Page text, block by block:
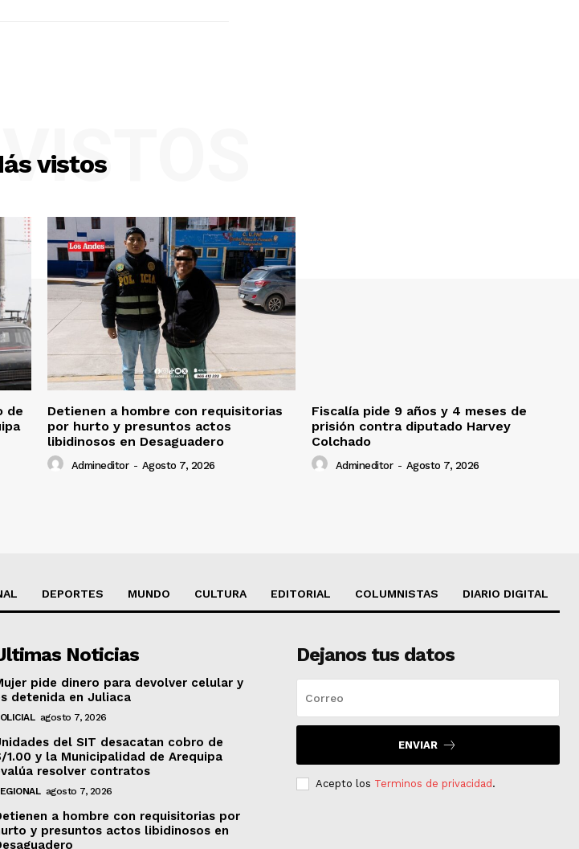
vistos
de
Detienen a hombre con requisitorias
por hurto y presuntos actos
libidinosos en Desaguadero
Admineditor - Agosto 7, 2026
Fiscalía pide 9 años y 4 meses de
prisión contra diputado Harvey
Colchado
Admineditor - Agosto 7, 2026
DEPORTES MUNDO CULTURA EDITORIAL COLUMNISTAS DIARIO DIGITAL
Noticias
pide dinero para devolver celular y
detenida en Juliaca
agosto 7, 2026
del SIT desacatan cobro de
1.00 y la Municipalidad de Arequipa
resolver contratos
agosto 7, 2026
a hombre con requisitorias por
y presuntos actos libidinosos en
Dejanos tus datos
ENVIAR
Acepto los Terminos de privacidad .